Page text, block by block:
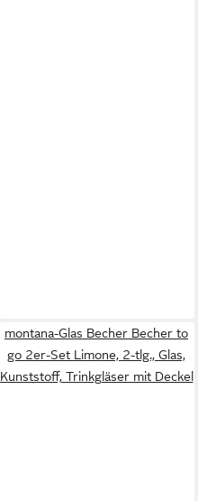
montana-Glas Becher Becher to
go 2er-Set Limone, 2-tlg., Glas,
Kunststoff, Trinkgläser mit Deckel